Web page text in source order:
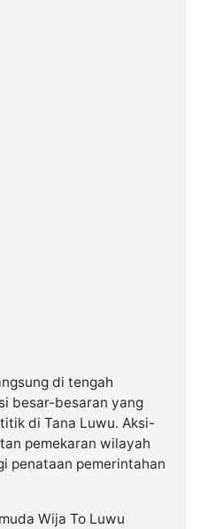
di tengah
besar-besaran yang
di Tana Luwu. Aksi-
pemekaran wilayah
penataan pemerintahan
Wija To Luwu